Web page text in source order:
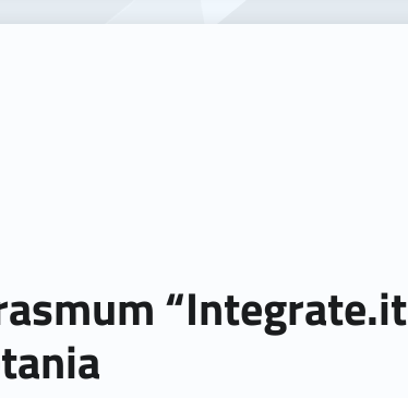
“Integrate.it